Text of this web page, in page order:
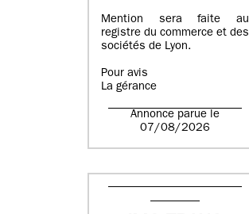
Mention sera faite au
registre du commerce et des
sociétés de Lyon.
Pour avis
La gérance
Annonce parue le
07/08/2026